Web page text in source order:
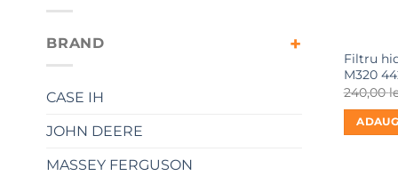
BRAND
CASE IH
JOHN DEERE
MASSEY FERGUSON
Filtru
M320
240,00